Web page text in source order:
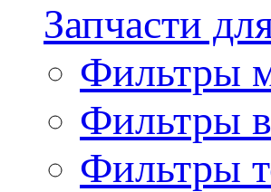
Запчасти
Фильтры
Фильтры
Фильтры